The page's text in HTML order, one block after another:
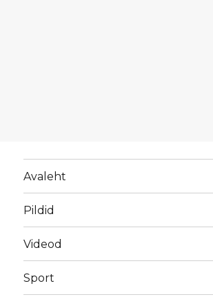
Avaleht
Pildid
Videod
Sport